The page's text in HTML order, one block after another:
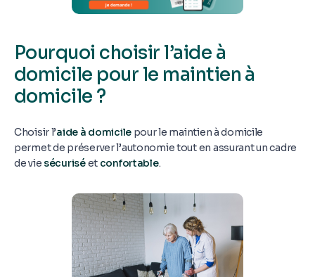
Pourquoi choisir l’aide à
domicile pour le maintien à
domicile ?
Choisir l’aide à domicile pour le maintien à domicile
permet de préserver l’autonomie tout en assurant un cadre
de vie sécuriséet confortable.